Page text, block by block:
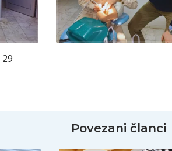
29
Povezani članci